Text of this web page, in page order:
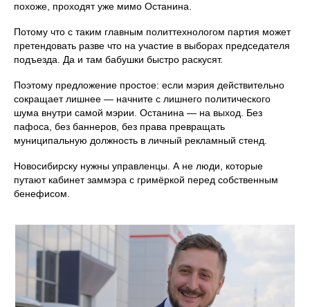
похоже, проходят уже мимо Останина.
Потому что с таким главным политтехнологом партия может
претендовать разве что на участие в выборах председателя
подъезда. Да и там бабушки быстро раскусят.
Поэтому предложение простое: если мэрия действительно
сокращает лишнее — начните с лишнего политического
шума внутри самой мэрии. Останина — на выход. Без
пафоса, без баннеров, без права превращать
муниципальную должность в личный рекламный стенд.
Новосибирску нужны управленцы. А не люди, которые
путают кабинет заммэра с гримёркой перед собственным
бенефисом.